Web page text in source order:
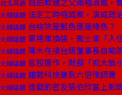
台北耳語
火線話題 法定工時縮減案，演成政
火線話題 台綜院是藍色還是綠色？
火線話題 軍用車換裝，賓士車「入伍
火線話題 陳木在接台銀董事長自喻
火線話題 官股運作，財部「抓大放
火線話題 趨勢科技賺到六倍律師費
火線話題 連戰的密友張伯欣當上彰